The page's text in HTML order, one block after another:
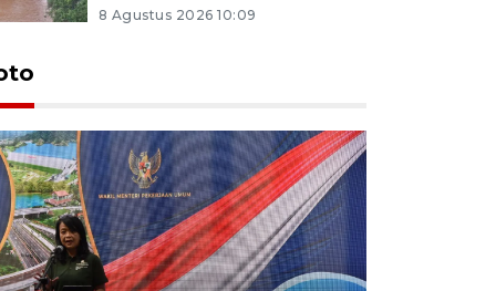
8 Agustus 2026 10:09